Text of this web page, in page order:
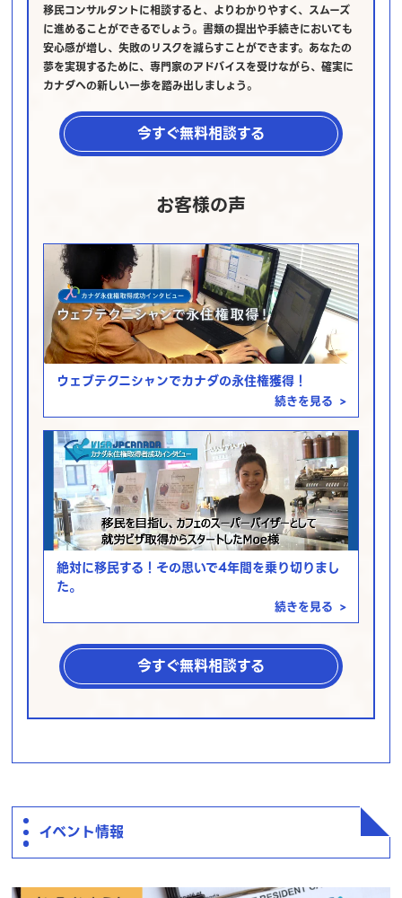
移民コンサルタントに相談すると、よりわかりやすく、スムーズ
に進めることができるでしょう。書類の提出や手続きにおいても
安心感が増し、失敗のリスクを減らすことができます。あなたの
夢を実現するために、専門家のアドバイスを受けながら、確実に
カナダへの新しい一歩を踏み出しましょう。
今すぐ無料相談する
お客様の声
ウェブテクニシャンでカナダの永住権獲得！
続きを見る >
絶対に移民する！その思いで4年間を乗り切りまし
た。
続きを見る >
今すぐ無料相談する
イベント情報